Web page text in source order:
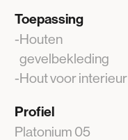
Toepassing
Houten
gevelbekleding
Hout voor interieur
Profiel
Platonium 05